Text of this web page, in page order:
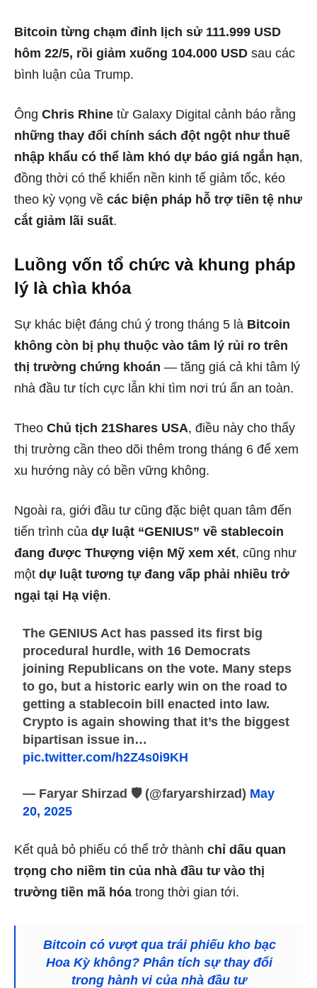
Bitcoin từng chạm đỉnh lịch sử 111.999 USD
hôm 22/5, rồi giảm xuống 104.000 USD sau các
bình luận của Trump.
Ông Chris Rhine từ Galaxy Digital cảnh báo rằng
những thay đổi chính sách đột ngột như thuế
nhập khẩu có thể làm khó dự báo giá ngắn hạn,
đồng thời có thể khiến nền kinh tế giảm tốc, kéo
theo kỳ vọng về các biện pháp hỗ trợ tiền tệ như
cắt giảm lãi suất.
Luồng vốn tổ chức và khung pháp
lý là chìa khóa
Sự khác biệt đáng chú ý trong tháng 5 là Bitcoin
không còn bị phụ thuộc vào tâm lý rủi ro trên
thị trường chứng khoán — tăng giá cả khi tâm lý
nhà đầu tư tích cực lẫn khi tìm nơi trú ẩn an toàn.
Theo Chủ tịch 21Shares USA, điều này cho thấy
thị trường cần theo dõi thêm trong tháng 6 để xem
xu hướng này có bền vững không.
Ngoài ra, giới đầu tư cũng đặc biệt quan tâm đến
tiến trình của dự luật “GENIUS” về stablecoin
đang được Thượng viện Mỹ xem xét, cũng như
một dự luật tương tự đang vấp phải nhiều trở
ngại tại Hạ viện.
The GENIUS Act has passed its first big
procedural hurdle, with 16 Democrats
joining Republicans on the vote. Many steps
to go, but a historic early win on the road to
getting a stablecoin bill enacted into law.
Crypto is again showing that it’s the biggest
bipartisan issue in…
pic.twitter.com/h2Z4s0i9KH
— Faryar Shirzad 🛡️ (@faryarshirzad) May
20, 2025
Kết quả bỏ phiếu có thể trở thành chỉ dấu quan
trọng cho niềm tin của nhà đầu tư vào thị
trường tiền mã hóa trong thời gian tới.
Bitcoin có vượt qua trái phiếu kho bạc
Hoa Kỳ không? Phân tích sự thay đổi
trong hành vi của nhà đầu tư